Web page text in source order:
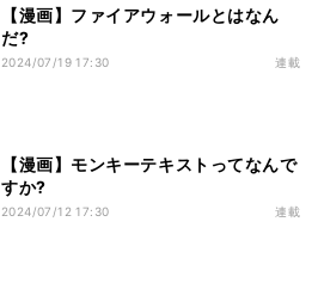
【漫画】ファイアウォールとはなん
だ?
2024/07/19 17:30 連載
【漫画】モンキーテキストってなんで
すか?
2024/07/12 17:30 連載